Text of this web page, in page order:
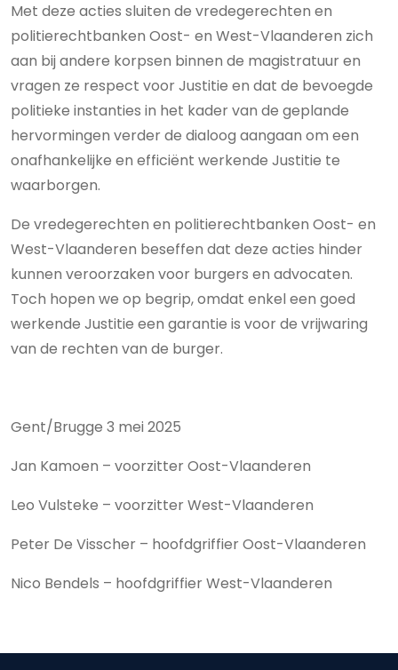
Met deze acties sluiten de vredegerechten en
politierechtbanken Oost- en West-Vlaanderen zich
aan bij andere korpsen binnen de magistratuur en
vragen ze respect voor Justitie en dat de bevoegde
politieke instanties in het kader van de geplande
hervormingen verder de dialoog aangaan om een
onafhankelijke en efficiënt werkende Justitie te
waarborgen.
De vredegerechten en politierechtbanken Oost- en
West-Vlaanderen beseffen dat deze acties hinder
kunnen veroorzaken voor burgers en advocaten.
Toch hopen we op begrip, omdat enkel een goed
werkende Justitie een garantie is voor de vrijwaring
van de rechten van de burger.
Gent/Brugge 3 mei 2025
Jan Kamoen – voorzitter Oost-Vlaanderen
Leo Vulsteke – voorzitter West-Vlaanderen
Peter De Visscher – hoofdgriffier Oost-Vlaanderen
Nico Bendels – hoofdgriffier West-Vlaanderen